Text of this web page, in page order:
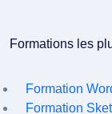
Formations les
Formation
Formation